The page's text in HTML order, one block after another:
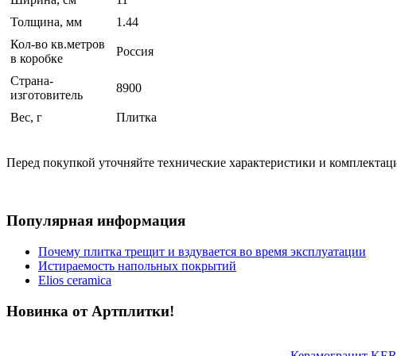
Толщина, мм
1.44
Кол-во кв.метров
в коробке
Россия
Страна-
изготовитель
8900
Вес, г Плитка
Перед покупкой уточняйте технические характеристики и
Популярная информация
Почему плитка трещит и вздувается во время эксплуатации
Истираемость напольных покрытий
Elios ceramica
Новинка от Артплитки!